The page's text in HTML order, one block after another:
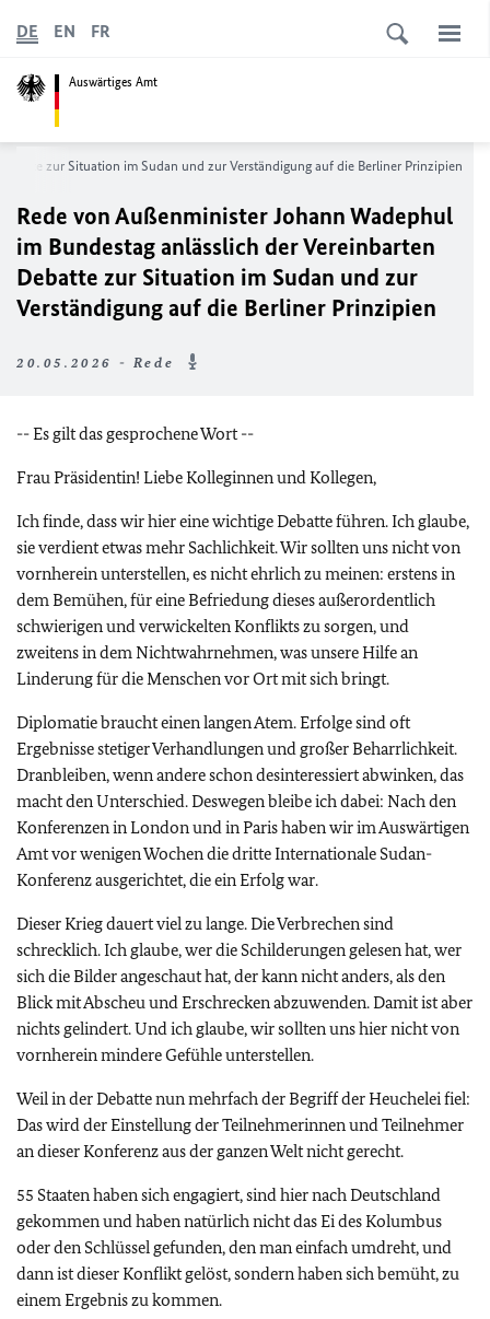
Auswärtiges Amt
DE EN FR
zur Situation im Sudan und zur Verständigung auf die Berliner Prinzipien
Rede von Außenminister Johann Wadephul
im Bundestag anlässlich der Vereinbarten
Debatte zur Situation im Sudan und zur
Verständigung auf die Berliner Prinzipien
20.05.2026 - Rede
-- Es gilt das gesprochene Wort --
Frau Präsidentin! Liebe Kolleginnen und Kollegen,
Ich finde, dass wir hier eine wichtige Debatte führen. Ich glaube,
sie verdient etwas mehr Sachlichkeit. Wir sollten uns nicht von
vornherein unterstellen, es nicht ehrlich zu meinen: erstens in
dem Bemühen, für eine Befriedung dieses außerordentlich
schwierigen und verwickelten Konflikts zu sorgen, und
zweitens in dem Nichtwahrnehmen, was unsere Hilfe an
Linderung für die Menschen vor Ort mit sich bringt.
Diplomatie braucht einen langen Atem. Erfolge sind oft
Ergebnisse stetiger Verhandlungen und großer Beharrlichkeit.
Dranbleiben, wenn andere schon desinteressiert abwinken, das
macht den Unterschied. Deswegen bleibe ich dabei: Nach den
Konferenzen in London und in Paris haben wir im Auswärtigen
Amt vor wenigen Wochen die dritte Internationale Sudan-
Konferenz ausgerichtet, die ein Erfolg war.
Dieser Krieg dauert viel zu lange. Die Verbrechen sind
schrecklich. Ich glaube, wer die Schilderungen gelesen hat, wer
sich die Bilder angeschaut hat, der kann nicht anders, als den
Blick mit Abscheu und Erschrecken abzuwenden. Damit ist aber
nichts gelindert. Und ich glaube, wir sollten uns hier nicht von
vornherein mindere Gefühle unterstellen.
Weil in der Debatte nun mehrfach der Begriff der Heuchelei fiel:
Das wird der Einstellung der Teilnehmerinnen und Teilnehmer
an dieser Konferenz aus der ganzen Welt nicht gerecht.
55 Staaten haben sich engagiert, sind hier nach Deutschland
gekommen und haben natürlich nicht das Ei des Kolumbus
oder den Schlüssel gefunden, den man einfach umdreht, und
dann ist dieser Konflikt gelöst, sondern haben sich bemüht, zu
einem Ergebnis zu kommen.